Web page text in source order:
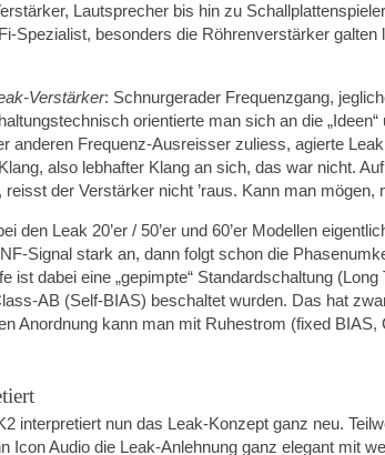
Lautsprecher bis hin zu
Spezialist, besonders die Röhrenverstärker
Verstärker: Schnurgerader Frequenzgang,
orientierte man sich an die „Ideen“
anderen Frequenz-Ausreisser zuliess, agierte
also lebhafter Klang an sich, das war nicht.
reisst der Verstärker nicht ’raus. Kann man mögen,
den Leak 20’er / 50’er und 60’er Modellen
Signal stark an, dann folgt schon die
ist dabei eine „gepimpte“ Standardschaltung
AB (Self-BIAS) beschaltet wurden. Das hat
Anordnung kann man mit Ruhestrom (fixed
interpretiert nun das Leak-Konzept ganz neu.
Icon Audio die Leak-Anlehnung ganz elegant mit